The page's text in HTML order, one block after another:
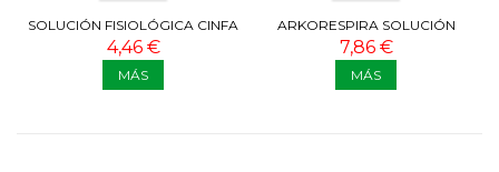
SOLUCIÓN FISIOLÓGICA CINFA
30 AMPOLLAS
4,46 €
MÁS
ARKORESPIRA SOLUCIÓN
ISOTÓNICA SPRAY 100 ML
7,86 €
MÁS